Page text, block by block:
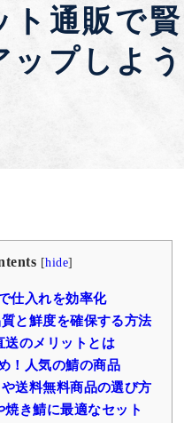
ト通販で
ップしよう
[hide]
仕入れを効率化
と鮮度を確保する方法
送のメリットとは
！人気の鯖の商品
送料無料商品の選び方
焼き鯖に最適なセット